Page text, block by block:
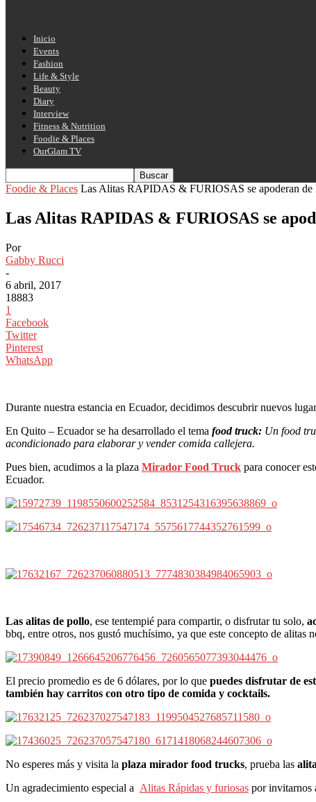
Inicio
Events
Fashion
Life & Style
Beauty
Diary
Interview
Fitness & Nutrition
Foodie & Places
OurGlam TV
Foodie & Places Las Alitas RAPIDAS & FURIOSAS se apoderan de
Las Alitas RAPIDAS & FURIOSAS se
Por
Gabby Rucci
-
6 abril, 2017
18883
1
Facebook
Twitter
Pinterest
WhatsApp
Durante nuestra estancia en Ecuador, decidimos descubrir nuevos
En Quito – Ecuador se ha desarrollado el tema food truck: Un food
acondicionado para elaborar y vender comida callejera.
Pues bien, acudimos a la plaza Mirador Food Truck para conocer
Ecuador.
Las alitas de pollo, ese tentempié para compartir, o disfrutar tu solo,
bbq, entre otros, nos gustó muchísimo, ya que este concepto de alitas
El precio promedio es de 6 dólares, por lo que puedes disfrutar de
también hay carritos con otro tipo de comida y cocktails.
No esperes más y visita la plaza mirador food trucks, prueba las
Un agradecimiento especial a Alitas Rápidas y furiosas por invitarnos